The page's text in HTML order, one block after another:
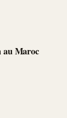
au Maroc